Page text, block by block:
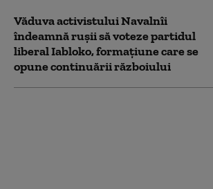
Văduva activistului Navalnîi
îndeamnă ruşii să voteze partidul
liberal Iabloko, formațiune care se
opune continuării războiului